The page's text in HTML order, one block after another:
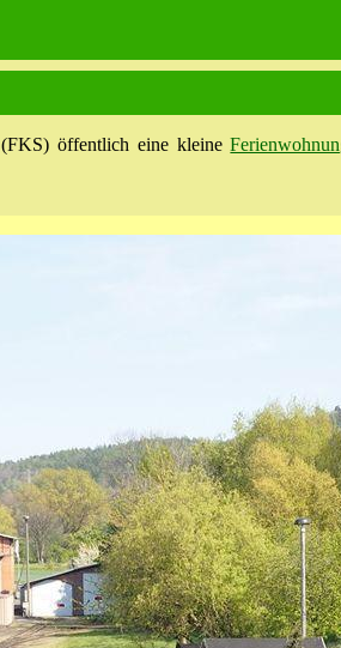
(FKS) öffentlich eine kleine